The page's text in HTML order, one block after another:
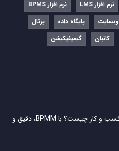
نرم‌ افزار LMS
نرم افزار BPMS
وبسایت پایگاه داده
پرتال
کانبان
گیمیفیکیشن
مدل بلوغ فرایند کسب و کار چیست؟ با BPMM، دقیق و